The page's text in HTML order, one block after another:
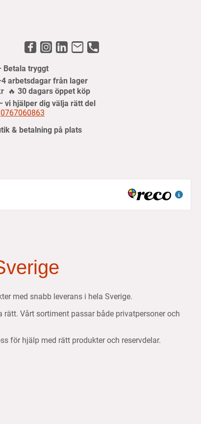
Betala tryggt
arbetsdagar från lager
🔥30 dagars öppet köp
vi hjälper dig välja rätt del
0767060863
& betalning på plats
med snabb leverans i hela Sverige.
Vårt sortiment passar både privatpersoner och
för hjälp med rätt produkter och reservdelar.